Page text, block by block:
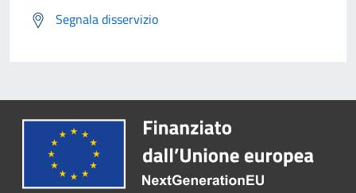
Segnala disservizio